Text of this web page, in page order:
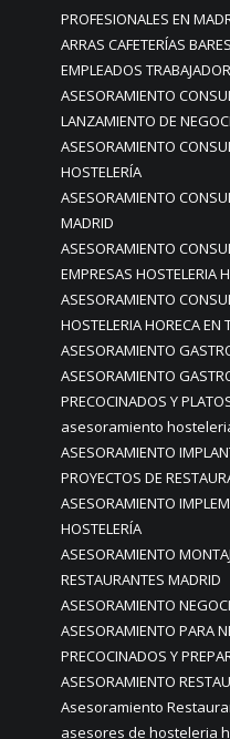
PROFESIONALES EN
ARRAS CAFETERÍAS
EMPLEADOS
ASESORAMIENTO
LANZAMIENTO DE
ASESORAMIENTO
HOSTELERÍA
ASESORAMIENTO
MADRID
ASESORAMIENTO
EMPRESAS HOSTELERIA
ASESORAMIENTO
HOSTELERIA HORECA EN
ASESORAMIENTO
ASESORAMIENTO
PRECOCINADOS Y
asesoramiento
ASESORAMIENTO
PROYECTOS DE
ASESORAMIENTO
HOSTELERÍA
ASESORAMIENTO
RESTAURANTES MADRID
ASESORAMIENTO
ASESORAMIENTO PARA
PRECOCINADOS Y
ASESORAMIENTO
Asesoramiento
asesores de hosteleria